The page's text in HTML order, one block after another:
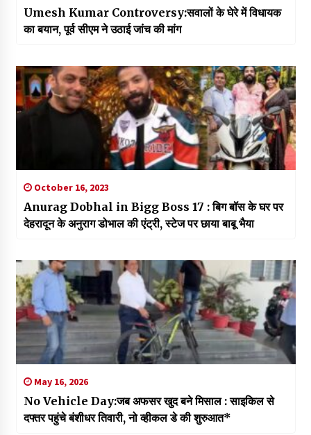
Umesh Kumar Controversy:सवालों के घेरे में विधायक
का बयान, पूर्व सीएम ने उठाई जांच की मांग
October 16, 2023
Anurag Dobhal in Bigg Boss 17 : बिग बॉस के घर पर
देहरादून के अनुराग डोभाल की एंट्री, स्टेज पर छाया बाबू भैया
May 16, 2026
No Vehicle Day:जब अफसर खुद बने मिसाल : साइकिल से
दफ्तर पहुंचे बंशीधर तिवारी, नो व्हीकल डे की शुरुआत*